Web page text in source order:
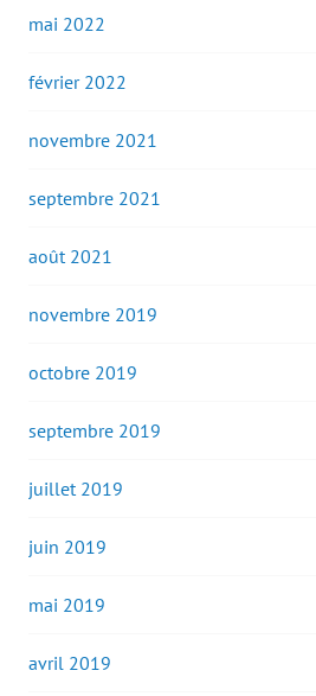
mai 2022
février 2022
novembre 2021
septembre 2021
août 2021
novembre 2019
octobre 2019
septembre 2019
juillet 2019
juin 2019
mai 2019
avril 2019